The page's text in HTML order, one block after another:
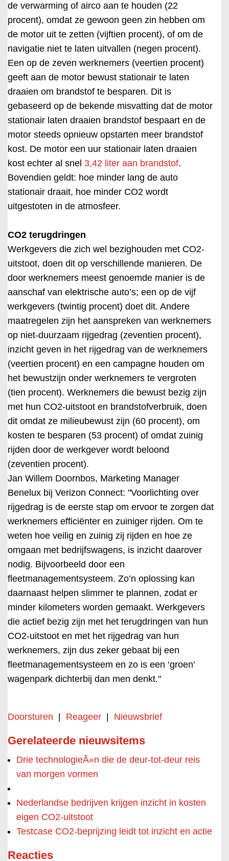
de verwarming of airco aan te houden (22
procent), omdat ze gewoon geen zin hebben om
de motor uit te zetten (vijftien procent), of om de
navigatie niet te laten uitvallen (negen procent).
Een op de zeven werknemers (veertien procent)
geeft aan de motor bewust stationair te laten
draaien om brandstof te besparen. Dit is
gebaseerd op de bekende misvatting dat de motor
stationair laten draaien brandstof bespaart en de
motor steeds opnieuw opstarten meer brandstof
kost. De motor een uur stationair laten draaien
kost echter al snel 3,42 liter aan brandstof.
Bovendien geldt: hoe minder lang de auto
stationair draait, hoe minder CO2 wordt
uitgestoten in de atmosfeer.
CO2 terugdringen
Werkgevers die zich wel bezighouden met CO2-
uitstoot, doen dit op verschillende manieren. De
door werknemers meest genoemde manier is de
aanschaf van elektrische auto’s; een op de vijf
werkgevers (twintig procent) doet dit. Andere
maatregelen zijn het aanspreken van werknemers
op niet-duurzaam rijgedrag (zeventien procent),
inzicht geven in het rijgedrag van de werknemers
(veertien procent) en een campagne houden om
het bewustzijn onder werknemers te vergroten
(tien procent). Werknemers die bewust bezig zijn
met hun CO2-uitstoot en brandstofverbruik, doen
dit omdat ze milieubewust zijn (60 procent), om
kosten te besparen (53 procent) of omdat zuinig
rijden door de werkgever wordt beloond
(zeventien procent).
Jan Willem Doornbos, Marketing Manager
Benelux bij Verizon Connect: "Voorlichting over
rijgedrag is de eerste stap om ervoor te zorgen dat
werknemers efficiënter en zuiniger rijden. Om te
weten hoe veilig en zuinig zij rijden en hoe ze
omgaan met bedrijfswagens, is inzicht daarover
nodig. Bijvoorbeeld door een
fleetmanagementsysteem. Zo’n oplossing kan
daarnaast helpen slimmer te plannen, zodat er
minder kilometers worden gemaakt. Werkgevers
die actief bezig zijn met het terugdringen van hun
CO2-uitstoot en met het rijgedrag van hun
werknemers, zijn dus zeker gebaat bij een
fleetmanagementsysteem en zo is een ‘groen’
wagenpark dichterbij dan men denkt."
Doorsturen Reageer Nieuwsbrief
Gerelateerde nieuwsitems
Drie technologieÃ«n die de deur-tot-deur reis
van morgen vormen
Nederlandse bedrijven krijgen inzicht in kosten
eigen CO2-uitstoot
Testcase CO2-beprijzing leidt tot inzicht en actie
Reacties